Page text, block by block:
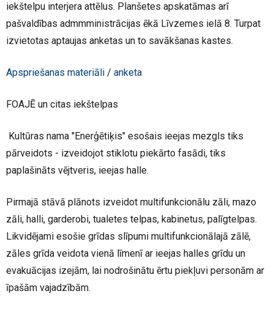
iekštelpu interjera attēlus. Planšetes apskatāmas arī
pašvaldības admmministrācijas ēkā Līvzemes ielā 8. Turpat
izvietotas aptaujas anketas un to savākšanas kastes.
Apspriešanas materiāli / anketa
FOAJĒ un citas iekštelpas
Kultūras nama "Enerģētiķis" esošais ieejas mezgls tiks
pārveidots - izveidojot stiklotu piekārto fasādi, tiks
paplašināts vējtveris, ieejas halle.
Pirmajā stāvā plānots izveidot multifunkcionālu zāli, mazo
zāli, halli, garderobi, tualetes telpas, kabinetus, palīgtelpas.
Likvidējami esošie grīdas slīpumi multifunkcionālajā zālē,
zāles grīda veidota vienā līmenī ar ieejas halles grīdu un
evakuācijas izejām, lai nodrošinātu ērtu piekļuvi personām ar
īpašām vajadzībām.